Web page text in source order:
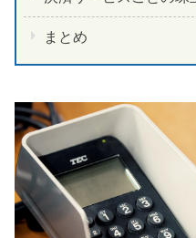
まとめ